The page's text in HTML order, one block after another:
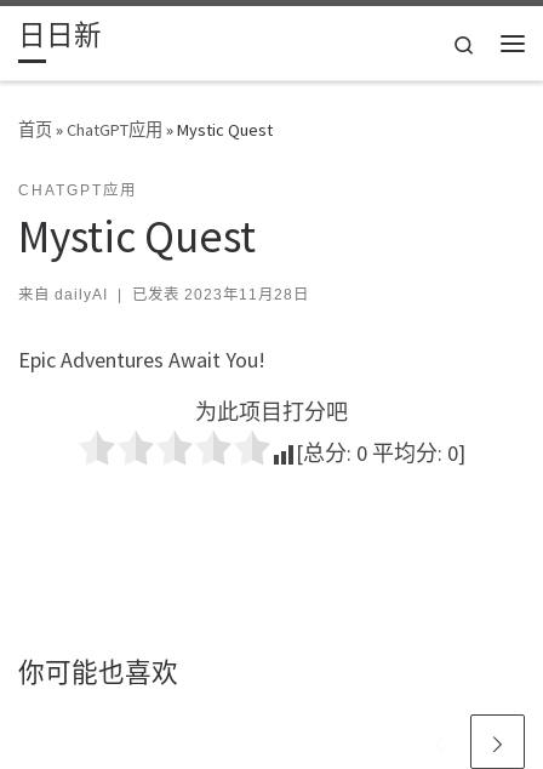
Skip to content
日日新
Search
首页»ChatGPT应用 »Mystic Quest
CHATGPT应用
Mystic Quest
来自 dailyAI | 已发表 2023年11月28日
Epic Adventures Await You!
为此项目打分吧
[总分: 0 平均分: 0]
你可能也喜欢